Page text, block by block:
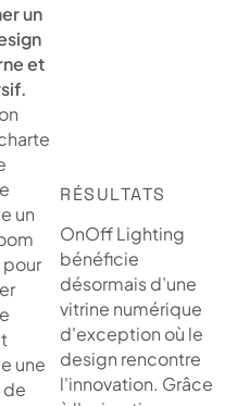
un
et
un
une
RÉSULTATS
OnOff Lighting
bénéficie
désormais d’une
vitrine numérique
d'exception où le
design rencontre
l'innovation. Grâce